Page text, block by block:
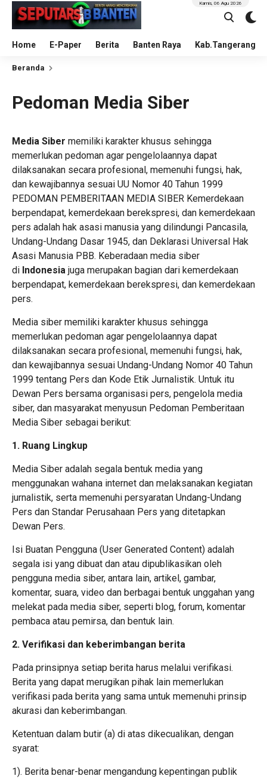
Home E-Paper Berita Banten Raya Kab.Tangerang
Kamis, 06 Agu 2026
Beranda
Pedoman Media Siber
Media Siber memiliki karakter khusus sehingga
memerlukan pedoman agar pengelolaannya dapat
dilaksanakan secara profesional, memenuhi fungsi, hak,
dan kewajibannya sesuai UU Nomor 40 Tahun 1999
PEDOMAN PEMBERITAAN MEDIA SIBER Kemerdekaan
berpendapat, kemerdekaan berekspresi, dan kemerdekaan
pers adalah hak asasi manusia yang dilindungi Pancasila,
Undang-Undang Dasar 1945, dan Deklarasi Universal Hak
Asasi Manusia PBB. Keberadaan media siber
di Indonesia juga merupakan bagian dari kemerdekaan
berpendapat, kemerdekaan berekspresi, dan kemerdekaan
pers.
Media siber memiliki karakter khusus sehingga
memerlukan pedoman agar pengelolaannya dapat
dilaksanakan secara profesional, memenuhi fungsi, hak,
dan kewajibannya sesuai Undang-Undang Nomor 40 Tahun
1999 tentang Pers dan Kode Etik Jurnalistik. Untuk itu
Dewan Pers bersama organisasi pers, pengelola media
siber, dan masyarakat menyusun Pedoman Pemberitaan
Media Siber sebagai berikut:
1. Ruang Lingkup
Media Siber adalah segala bentuk media yang
menggunakan wahana internet dan melaksanakan kegiatan
jurnalistik, serta memenuhi persyaratan Undang-Undang
Pers dan Standar Perusahaan Pers yang ditetapkan
Dewan Pers.
Isi Buatan Pengguna (User Generated Content) adalah
segala isi yang dibuat dan atau dipublikasikan oleh
pengguna media siber, antara lain, artikel, gambar,
komentar, suara, video dan berbagai bentuk unggahan yang
melekat pada media siber, seperti blog, forum, komentar
pembaca atau pemirsa, dan bentuk lain.
2. Verifikasi dan keberimbangan berita
Pada prinsipnya setiap berita harus melalui verifikasi.
Berita yang dapat merugikan pihak lain memerlukan
verifikasi pada berita yang sama untuk memenuhi prinsip
akurasi dan keberimbangan.
Ketentuan dalam butir (a) di atas dikecualikan, dengan
syarat:
1). Berita benar-benar mengandung kepentingan publik